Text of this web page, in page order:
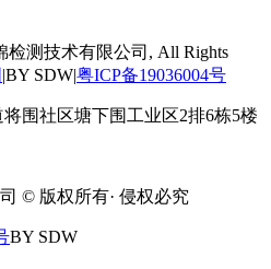
检测技术有限公司, All Rights
|BY SDW|粤ICP备19036004号
围社区塘下围工业区2排6栋5楼
© 版权所有· 侵权必究
BY SDW